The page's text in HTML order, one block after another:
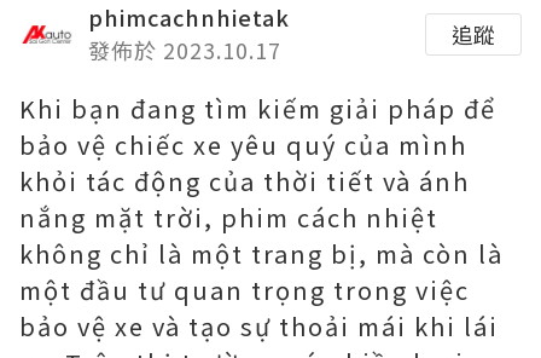
phimcachnhietak
發佈於 2023.10.17
追蹤
Khi bạn đang tìm kiếm giải pháp để
bảo vệ chiếc xe yêu quý của mình
khỏi tác động của thời tiết và ánh
nắng mặt trời, phim cách nhiệt
không chỉ là một trang bị, mà còn là
một đầu tư quan trọng trong việc
bảo vệ xe và tạo sự thoải mái khi lái